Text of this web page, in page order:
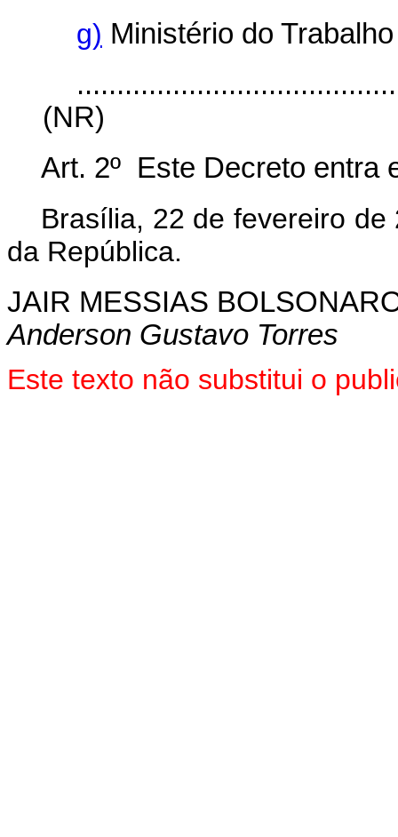
g) Ministério do
(NR)
Art. 2º Este Decreto entra
Brasília, 22 de fevereiro de
da República.
JAIR MESSIAS
Anderson Gustavo Torres
Este texto não substitui o